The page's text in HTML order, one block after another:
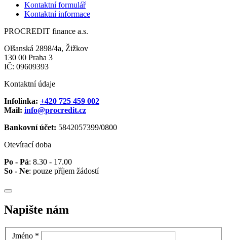
Kontaktní formulář
Kontaktní informace
PROCREDIT finance a.s.
Olšanská 2898/4a, Žižkov
130 00 Praha 3
IČ: 09609393
Kontaktní údaje
Infolinka: +420 725 459 002
Mail: info@procredit.cz
Bankovní účet: 5842057399/0800
Otevírací doba
Po - Pá: 8.30 - 17.00
So - Ne: pouze příjem žádostí
Napište nám
Jméno *